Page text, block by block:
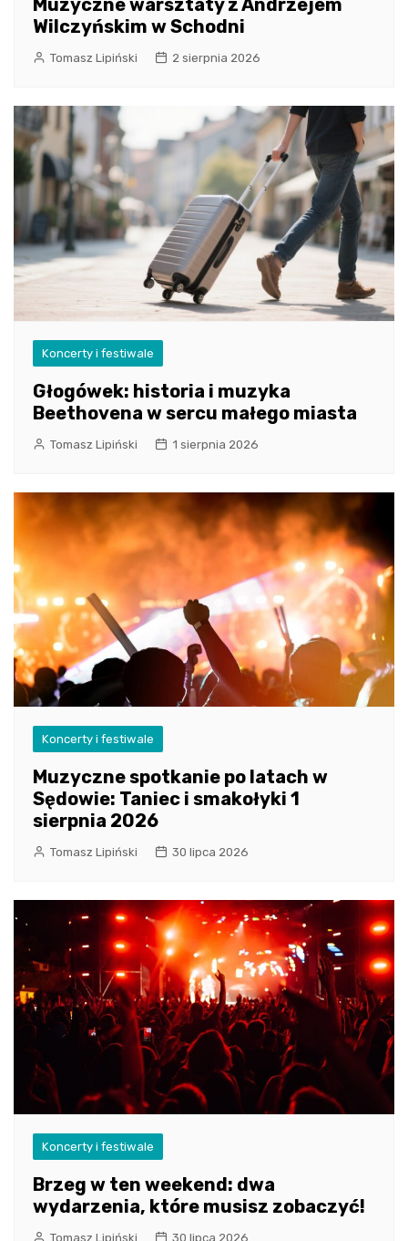
Muzyczne warsztaty z Andrzejem
Wilczyńskim w Schodni
Tomasz Lipiński 2 sierpnia 2026
Koncerty i festiwale
Głogówek: historia i muzyka
Beethovena w sercu małego miasta
Tomasz Lipiński 1 sierpnia 2026
Koncerty i festiwale
Muzyczne spotkanie po latach w
Sędowie: Taniec i smakołyki 1
sierpnia 2026
Tomasz Lipiński 30 lipca 2026
Koncerty i festiwale
Brzeg w ten weekend: dwa
wydarzenia, które musisz zobaczyć!
Tomasz Lipiński 30 lipca 2026